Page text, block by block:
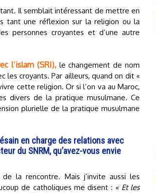
Il semblait intéressant de mettre en
tant une réflexion sur la religion ou la
personnes croyantes et d’une autre
l’islam (SRI),le changement de nom
croyants. Par ailleurs, quand on dit «
cette religion. Or si l’on va au Maroc,
divers de la pratique musulmane. Ce
plurielle de la pratique musulmane
en charge des relations avec
du SNRM, qu’avez-vous envie
de la rencontre. Mais j’invite aussi les
de catholiques me disent : « Et les